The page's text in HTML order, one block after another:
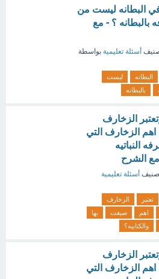
البطانه ليست من
بالبطانه ؟ - مع
أسئلة تعليمية بواسطة
البطانه
ليست
بالبطانه
الزخارف
اهم الزخارف التي
النباتيه
مع الشرح
أسئلة تعليمية
تعتبر
الزخارف
اهم صيغت
بها
والكتابيه؟
الزخارف
اهم الزخارف التي